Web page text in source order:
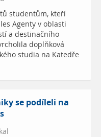
studentům, kteří
Agenty v oblasti
a destinačního
doplňková
studia na Katedře
se podíleli na